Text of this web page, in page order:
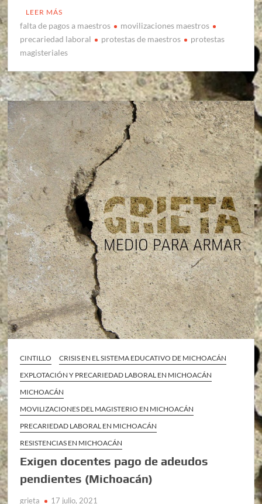
LEER MÁS
falta de pagos a maestros
movilizaciones maestros
precariedad laboral
protestas de maestros
protestas
magisteriales
CINTILLO
CRISIS EN EL SISTEMA EDUCATIVO DE MICHOACÁN
EXPLOTACIÓN Y PRECARIEDAD LABORAL EN MICHOACÁN
MICHOACÁN
MOVILIZACIONES DEL MAGISTERIO EN MICHOACÁN
PRECARIEDAD LABORAL EN MICHOACÁN
RESISTENCIAS EN MICHOACÁN
Exigen docentes pago de adeudos
pendientes (Michoacán)
grieta 17 julio, 2021